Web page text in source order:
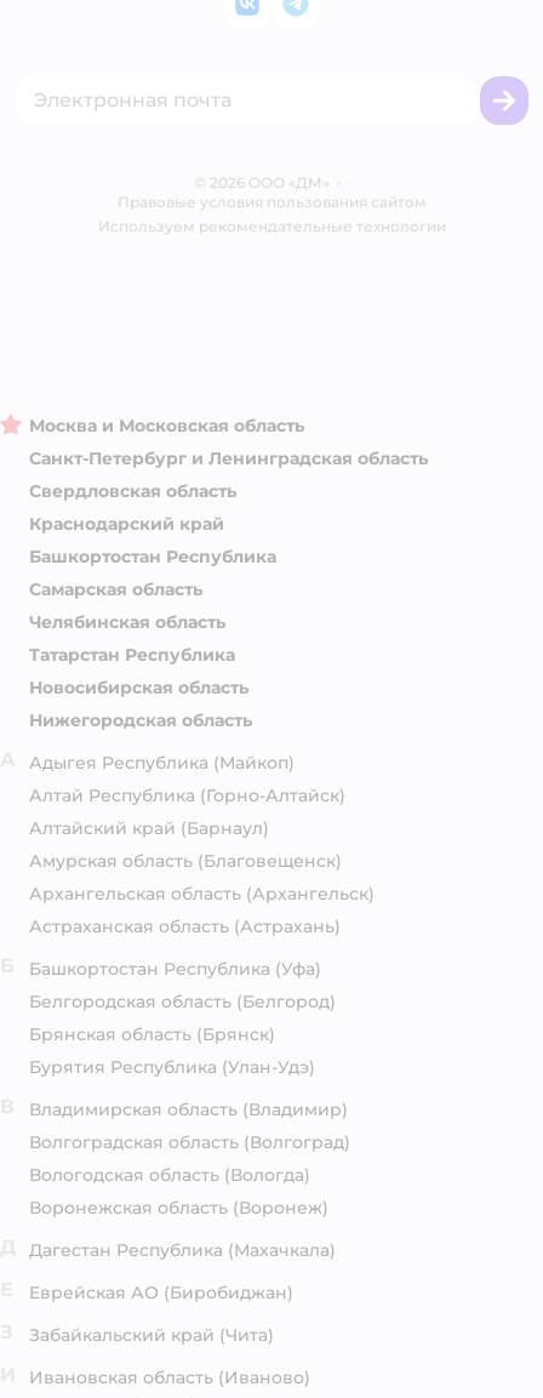
Политика использования файлов cookie
Оплата Мокка
Блог
Корм для собак
© 2026 ООО «ДМ» •
Правовые условия пользования сайтом
Используем рекомендательные технологии
ВКонтакте
Telegram
Москва и Московская область
Санкт-Петербург и Ленинградская область
Свердловская область
Краснодарский край
Башкортостан Республика
Самарская область
Челябинская область
Татарстан Республика
Новосибирская область
Нижегородская область
Адыгея Республика (Майкоп)
Алтай Республика (Горно-Алтайск)
Алтайский край (Барнаул)
Амурская область (Благовещенск)
Архангельская область (Архангельск)
Астраханская область (Астрахань)
Башкортостан Республика (Уфа)
Белгородская область (Белгород)
Брянская область (Брянск)
Бурятия Республика (Улан-Удэ)
Владимирская область (Владимир)
Волгоградская область (Волгоград)
Вологодская область (Вологда)
Воронежская область (Воронеж)
Дагестан Республика (Махачкала)
Еврейская АО (Биробиджан)
Забайкальский край (Чита)
Ивановская область (Иваново)